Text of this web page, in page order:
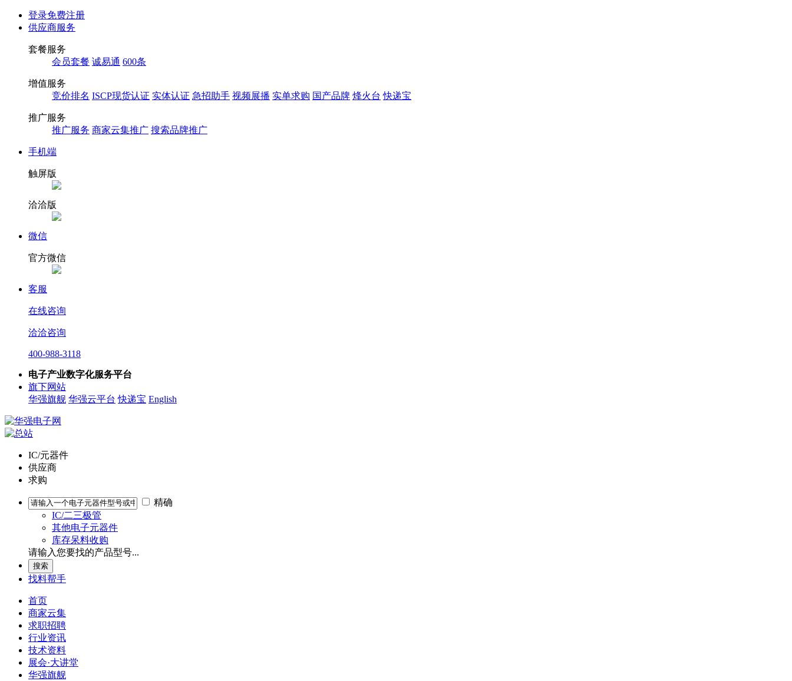
登录免费注册
供应商服务
套餐服务
会员套餐 诚易通 600条
增值服务
竞价排名 ISCP现货认证 实体认证 急招助手 视频展播 实单求购 国产品牌 烽火台 快递宝
推广服务
推广服务 商家云集推广 搜索品牌推广
手机端
触屏版
洽洽版
微信
官方微信
客服
在线咨询
洽洽咨询
400-988-3118
电子产业数字化服务平台
旗下网站
华强旗舰 华强云平台 快递宝 English
IC/元器件
供应商
求购
精确
IC/二三极管
其他电子元器件
库存呆料收购
请输入您要找的产品型号...
找料帮手
首页
商家云集
求职招聘
行业资讯
技术资料
展会·大讲堂
华强旗舰